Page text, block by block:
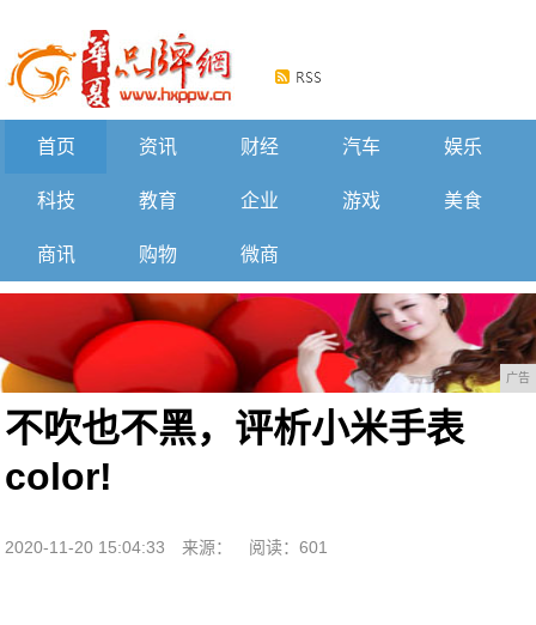
首页 资讯 财经 汽车 娱乐
科技 教育 企业 游戏 美食
商讯 购物 微商
广告
不吹也不黑，评析小米手表
color!
2020-11-20 15:04:33 来源： 阅读：601